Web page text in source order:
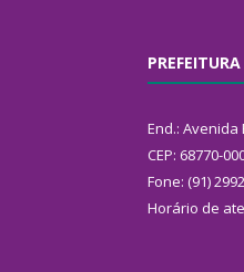
End.: Avenida
CEP: 68770-
Fone: (91)
Horário de